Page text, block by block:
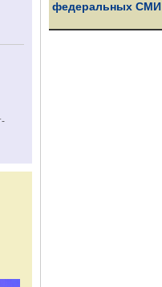
федеральных СМИ